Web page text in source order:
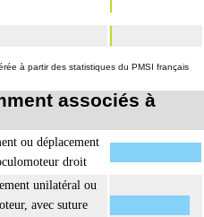
à partir des statistiques du PMSI français
associés à
ou déplacement
droit
unilatéral ou
avec suture